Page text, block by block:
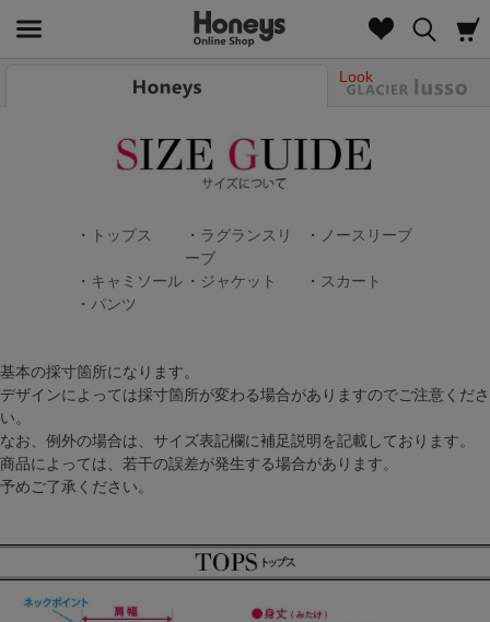
Look
・ トップス ・ ラグランスリ
ーブ
・ ノースリーブ
・ キャミソール ・ ジャケット ・ スカート
・ パンツ
基本の採寸箇所になります。
デザインによっては採寸箇所が変わる場合がありますのでご注意くださ
い。
なお、例外の場合は、サイズ表記欄に補足説明を記載しております。
商品によっては、若干の誤差が発生する場合があります。
予めご了承ください。